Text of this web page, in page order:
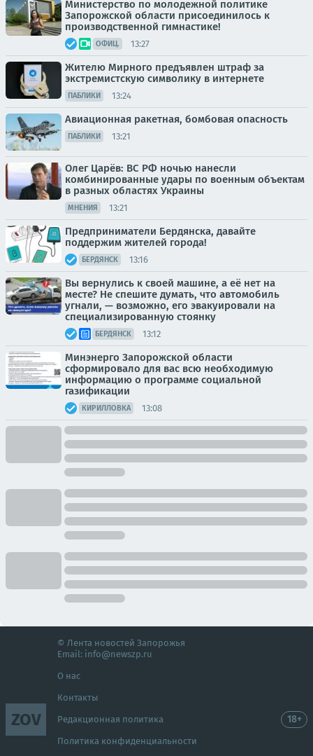
Министерство по молодежной политике
Запорожской области присоединилось к
производственной гимнастике!
ОФИЦ. 13:27
Жителю Мирного предъявлен штраф за
экстремистскую символику в интернете
ПАБЛИКИ 13:24
Авиационная ракетная, бомбовая опасность
ПАБЛИКИ 13:21
Олег Царёв: ВС РФ ночью нанесли
комбинированные удары по военным объектам
в разных областях Украины
МНЕНИЯ 13:21
Предприниматели Бердянска, давайте
поддержим жителей города!
БЕРДЯНСК 13:16
Вы вернулись к своей машине, а её нет на
месте? Не спешите думать, что автомобиль
угнали, — возможно, его эвакуировали на
специализированную стоянку
БЕРДЯНСК 13:12
Минэнерго Запорожской области
сформировало для вас всю необходимую
информацию о программе социальной
газификации
КИРИЛЛОВКА 13:08
ZOV
© Лента новостей Запорожья
Email: info@newszp.ru
О нас
Контакты
Редакционная политика
Политика конфиденциальности
18+